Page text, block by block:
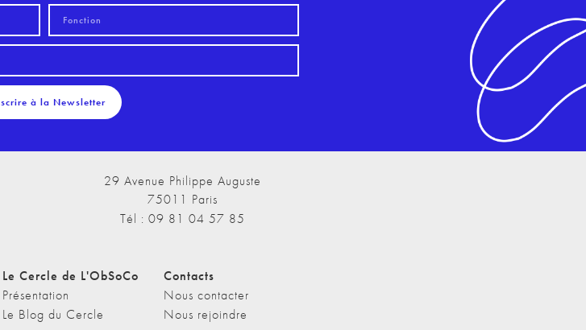
à la Newsletter
29 Avenue Philippe Auguste
75011 Paris
Tél : 09 81 04 57 85
Le Cercle de L'ObSoCo
Présentation
Le Blog du Cercle
Contacts
Nous contacter
Nous rejoindre